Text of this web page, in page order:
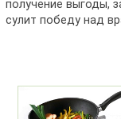
получение выгоды,
сулит победу над